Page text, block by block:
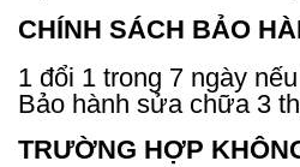
CHÍNH SÁCH BẢO
1 đổi 1 trong 7 ngày
Bảo hành sửa chữa 3
TRƯỜNG HỢP